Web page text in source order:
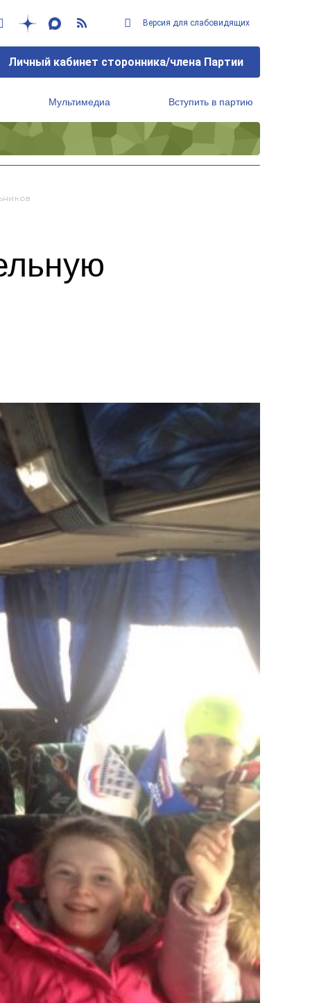
Версия для слабовидящих
Личный кабинет сторонника/члена Партии
Мультимедиа Вступить в партию